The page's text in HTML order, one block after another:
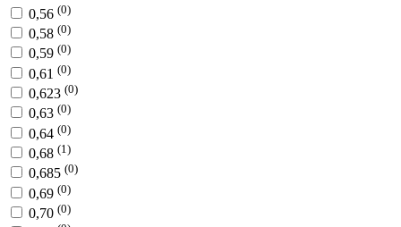
0,56 (0)
0,58 (0)
0,59 (0)
0,61 (0)
0,623 (0)
0,63 (0)
0,64 (0)
0,68 (1)
0,685 (0)
0,69 (0)
0,70 (0)